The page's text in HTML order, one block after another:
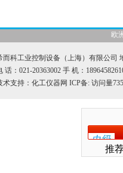
欧
而科工业控制设备（上海）有限公司
话：021-20363002 手 机：
术支持： 化工仪器网 ICP备: 访问量
推